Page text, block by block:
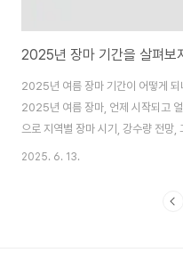
2025년 장마 기간을 살펴보
2025년 여름 장마 기간이 어떻게
2025년 여름 장마, 언제 시작되고
으로 지역별 장마 시기, 강수량 전망,
세히 정리했습니다. 장마란 무엇인가
압과 오호츠크해 고기압, 그리고 시
2025. 6. 13.